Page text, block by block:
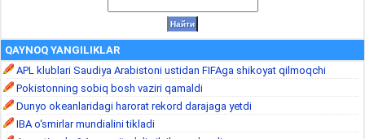
QAYNOQ YANGILIKLAR
APL klublari Saudiya Arabistoni ustidan FIFAga shikoyat qilmoqchi
Pokistonning sobiq bosh vaziri qamaldi
Dunyo okeanlaridagi harorat rekord darajaga yetdi
IBA o‘smirlar mundialini tikladi